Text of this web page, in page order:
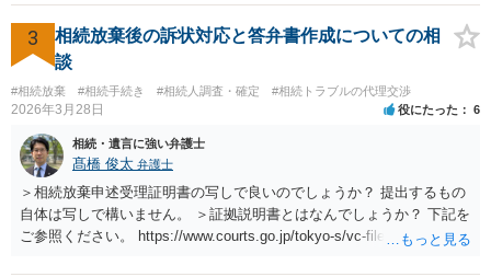
3
相続放棄後の訴状対応と答弁書作成についての相
談
#相続放棄 #相続手続き #相続人調査・確定 #相続トラブルの代理交渉
2026年3月28日 役にたった 6
相続・遺言に強い弁護士
髙橋 俊太 弁護士
＞相続放棄申述受理証明書の写しで良いのでしょうか？ 提出するもの
自体は写しで構いません。 ＞証拠説明書とはなんでしょうか？ 下記を
ご参照ください。 https://www.courts.go.jp/tokyo-s/vc-files/tokyo-s/file/